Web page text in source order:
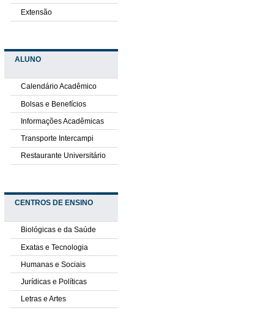
Extensão
ALUNO
Calendário Acadêmico
Bolsas e Benefícios
Informações Acadêmicas
Transporte Intercampi
Restaurante Universitário
CENTROS DE ENSINO
Biológicas e da Saúde
Exatas e Tecnologia
Humanas e Sociais
Jurídicas e Políticas
Letras e Artes